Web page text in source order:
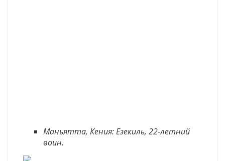
Маньятта, Кения: Езекиль, 22-летний
воин.